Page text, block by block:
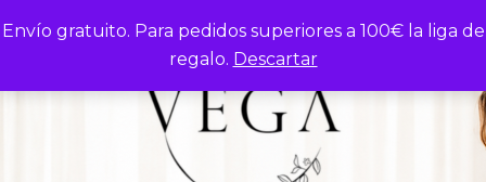
Envío gratuito. Para pedidos superiores a 100€ la liga de
regalo. Descartar
to